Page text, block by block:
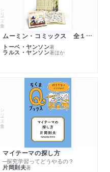
シリーズ・全集
ムーミン・コミックス 全１４巻セット
トーベ・ヤンソン著
ラルス・ヤンソン著ほか
シリーズ・全集
マイテーマの探し方
─探究学習ってどうやるの？
片岡則夫著